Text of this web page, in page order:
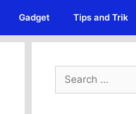
Gadget Tips and Trik
Search
for: